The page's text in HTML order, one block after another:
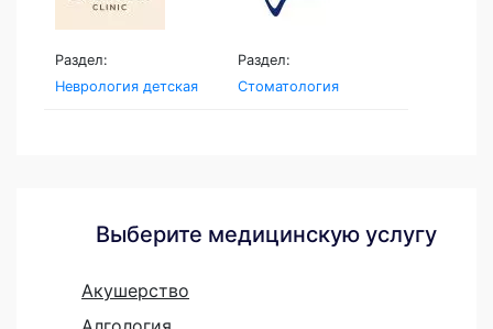
Раздел:
Неврология детская
Раздел:
Стоматология
Выберите медицинскую услугу
Акушерство